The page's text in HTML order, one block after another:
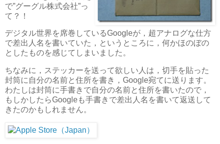
で”グーグル株式会社”っ
て？！
デジタル世界を席巻しているGoogleが，超アナログな仕方
で差出人名を書いていた，というところに，何かほのぼの
としたものを感じてしまいました。
ちなみに，ステッカーを送って欲しい人は，切手を貼った
封筒に自分の名前と住所を書き，Google宛てに送ります。
わたしは封筒に手書きで自分の名前と住所を書いたので，
もしかしたらGoogleも手書きで差出人名を書いて返送して
きたのかもしれません。